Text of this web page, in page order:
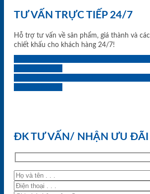
TƯ VẤN TRỰC TIẾP 24/7
Hỗ trợ tư vấn về sản phẩm, giá thành và
chiết khấu cho khách hàng 24/7!
ĐK TƯ VẤN/ NHẬN ƯU ĐÃI